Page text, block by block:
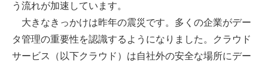
う流れが加速しています。
大きなきっかけは昨年の震災です。多くの企業がデー
タ管理の重要性を認識するようになりました。クラウド
サービス（以下クラウド）は自社外の安全な場所にデー